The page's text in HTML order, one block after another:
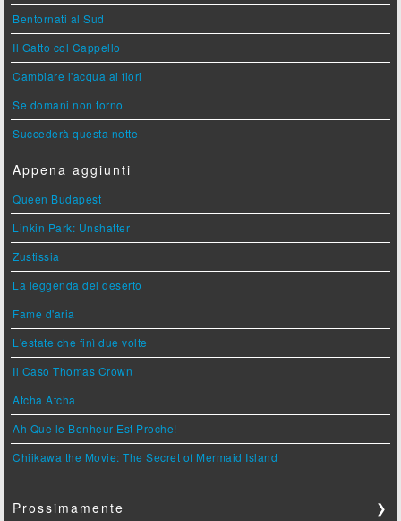
Bentornati al Sud
Il Gatto col Cappello
Cambiare l'acqua ai fiori
Se domani non torno
Succederà questa notte
Appena aggiunti
Queen Budapest
Linkin Park: Unshatter
Zustissia
La leggenda del deserto
Fame d'aria
L'estate che finì due volte
Il Caso Thomas Crown
Atcha Atcha
Ah Que le Bonheur Est Proche!
Chiikawa the Movie: The Secret of Mermaid Island
Prossimamente ❯